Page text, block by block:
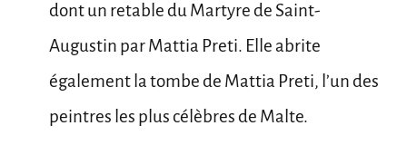
dont un retable du Martyre de Saint-
Augustin par Mattia Preti. Elle abrite
également la tombe de Mattia Preti, l’un des
peintres les plus célèbres de Malte.